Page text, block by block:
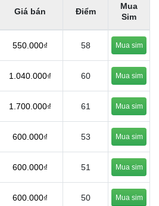
Giá bán Điểm
Mua
Sim
550.000₫ 58 Mua sim
1.040.000₫ 60 Mua sim
1.700.000₫ 61 Mua sim
600.000₫ 53 Mua sim
600.000₫ 51 Mua sim
600.000₫ 50 Mua sim